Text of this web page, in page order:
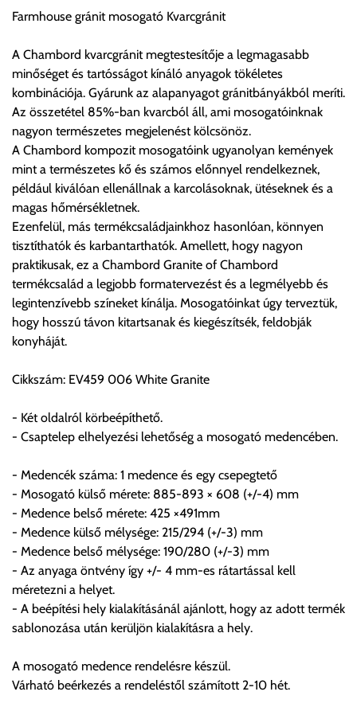
előre egyeztetett időpontban.
Cím:1133 Budapest, Váci út 100.
Szállítási díjak:
Az oldalunkon rendelés esetén, amennyiben szállítást is kér,
úgy esetenként több lehetőséget ajánl fel a program. Kérjük, a
vásárolt árú figyelembevételével az önnek megfelelő szállítási
költséget válassza ki.
Amennyiben nem biztos választásában, vagy a program
automatikusan nem ajánl fel szállítási költséget, úgy válassza
a 0.- forintos szállítást, kollégáink megvizsgálják a vásárolt
termék adatait, majd visszaigazolják a szállítás költségét.
Ingyenes szállítási lehetőség nincs!
Egyes termékek súlyát a program nem ismeri, rendelés esetén
a központ igazolja vissza. Amennyiben a költséget az Ön által
visszaigazolástól számított 24 órán belül a terméket
módosítását.
KERÁMIA TERMÉKEK SZÁLLÍTATÁSA NEM, VAGY CSAK
A MEGRENDELŐ KIFEJEZETT KÉRÉSÉRE ÉS
FELELŐSSÉGÉRE LEHETSÉGES!!
Egyéb leírások:
Budapesti szállítások:
1, Budapestre kért szállítás esetén az általános szállítás
helyett időre történő extra szállítás kérése is lehetséges
szerint 1 órás intervallumon belüli pontos időpont
megjelöléssel kérhető munkanapokon 09.00 - 15.00 között.
Farmhouse gránit mosogató Kvarcgránit
A Chambord kvarcgránit megtestesítője a legmagasabb
minőséget és tartósságot kínáló anyagok tökéletes
kombinációja. Gyárunk az alapanyagot gránitbányákból meríti.
Az összetétel 85%-ban kvarcból áll, ami mosogatóinknak
nagyon természetes megjelenést kölcsönöz.
A Chambord kompozit mosogatóink ugyanolyan kemények
mint a természetes kő és számos előnnyel rendelkeznek,
például kiválóan ellenállnak a karcolásoknak, ütéseknek és a
magas hőmérsékletnek.
Ezenfelül, más termékcsaládjainkhoz hasonlóan, könnyen
tisztíthatók és karbantarthatók. Amellett, hogy nagyon
praktikusak, ez a Chambord Granite of Chambord
termékcsalád a legjobb formatervezést és a legmélyebb és
legintenzívebb színeket kínálja. Mosogatóinkat úgy terveztük,
hogy hosszú távon kitartsanak és kiegészítsék, feldobják
konyháját.
Cikkszám: EV459 006 White Granite
- Két oldalról körbeépíthető.
- Csaptelep elhelyezési lehetőség a mosogató medencében.
- Medencék száma: 1 medence és egy csepegtető
- Mosogató külső mérete: 885-893 × 608 (+/-4) mm
- Medence belső mérete: 425 ×491mm
- Medence külső mélysége: 215/294 (+/-3) mm
- Medence belső mélysége: 190/280 (+/-3) mm
- Az anyaga öntvény így +/- 4 mm-es rátartással kell
méretezni a helyet.
- A beépítési hely kialakításánál ajánlott, hogy az adott termék
sablonozása után kerüljön kialakításra a hely.
A mosogató medence rendelésre készül.
Várható beérkezés a rendeléstől számított 2-10 hét.